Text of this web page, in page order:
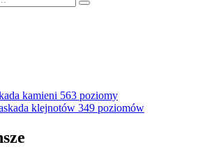
kamieni 563 poziomy
klejnotów 349 poziomów